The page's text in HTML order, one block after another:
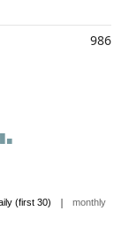
986
(first 30) | monthly